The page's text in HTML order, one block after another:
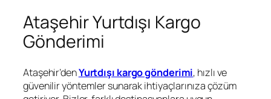
Ataşehir Yurtdışı Kargo
Gönderimi
Ataşehir’denYurtdışı kargo gönderimi, hızlı ve
güvenilir yöntemler sunarak ihtiyaçlarınıza çözüm